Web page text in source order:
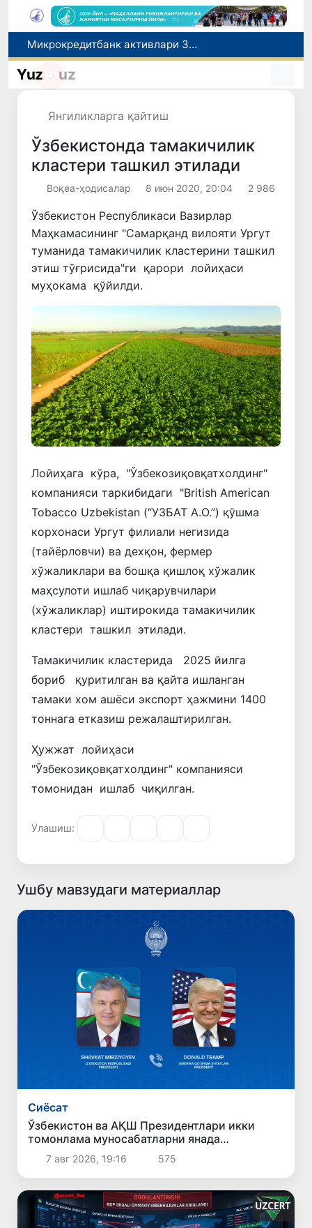
Микрокредитбанк активлари 30,7 трлн сўмга етди, Fitch рейтингни BB даражасига оширди
Малайзия Марказий Осиёда тиббий туризм йўналиши сифатидаги мавқеини мустаҳкамламоқда
Польшадаги элчихона кўмагида она ва бола Ватанга қайтарилди
Yuz uz
Янгиликларга қайтиш
Ўзбекистонда тамакичилик
кластери ташкил этилади
Воқеа-ҳодисалар 8 июн 2020, 20:04 2 986
Ўзбекистон Республикаси Вазирлар
Маҳкамасининг "Самарқанд вилояти Ургут
туманида тамакичилик кластерини ташкил
этиш тўғрисида"ги қарори лойиҳаси
муҳокама қўйилди.
Лойиҳага кўра, "Ўзбекозиқовқатхолдинг"
компанияси таркибидаги "British American
Tobacco Uzbekistan (“УЗБАТ А.О.”) қўшма
корхонаси Ургут филиали негизида
(тайёрловчи) ва дехқон, фермер
хўжаликлари ва бошқа қишлоқ хўжалик
маҳсулоти ишлаб чиқарувчилари
(хўжаликлар) иштирокида тамакичилик
кластери ташкил этилади.
Тамакичилик кластерида 2025 йилга
бориб қуритилган ва қайта ишланган
тамаки хом ашёси экспорт ҳажмини 1400
тоннага етказиш режалаштирилган.
Ҳужжат лойиҳаси
"Ўзбекозиқовқатхолдинг" компанияси
томонидан ишлаб чиқилган.
Улашиш:
Ушбу мавзудаги материаллар
Сиёсат
Ўзбекистон ва АҚШ Президентлари икки
томонлама муносабатларни янада
мустаҳкамлаш истиқболларини муҳокама
қилдилар
7 авг 2026, 19:16 575